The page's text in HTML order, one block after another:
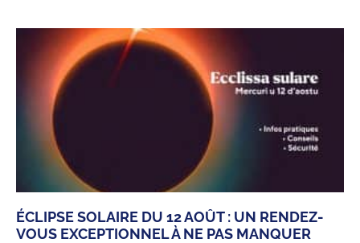
ÉCLIPSE SOLAIRE DU 12 AOÛT : UN RENDEZ-
VOUS EXCEPTIONNEL À NE PAS MANQUER